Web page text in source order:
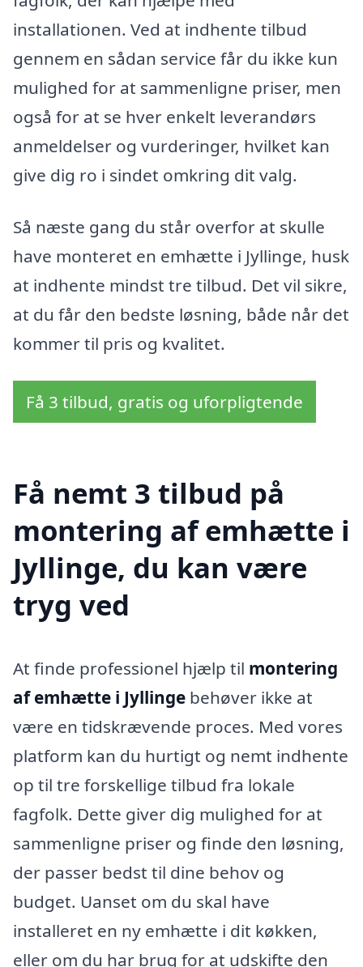
installationen. Ved at indhente tilbud
gennem en sådan service får du ikke kun
mulighed for at sammenligne priser, men
også for at se hver enkelt leverandørs
anmeldelser og vurderinger, hvilket kan
give dig ro i sindet omkring dit valg.
Så næste gang du står overfor at skulle
have monteret en emhætte i Jyllinge, husk
at indhente mindst tre tilbud. Det vil sikre,
at du får den bedste løsning, både når det
kommer til pris og kvalitet.
Få 3 tilbud, gratis og uforpligtende
Få nemt 3 tilbud på
montering af emhætte i
Jyllinge, du kan være
tryg ved
At finde professionel hjælp til montering
af emhætte i Jyllinge behøver ikke at
være en tidskrævende proces. Med vores
platform kan du hurtigt og nemt indhente
op til tre forskellige tilbud fra lokale
fagfolk. Dette giver dig mulighed for at
sammenligne priser og finde den løsning,
der passer bedst til dine behov og
budget. Uanset om du skal have
installeret en ny emhætte i dit køkken,
eller om du har brug for at udskifte den